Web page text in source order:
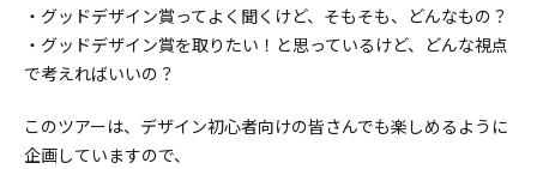
・グッドデザイン賞ってよく聞くけど、そもそも、どんなもの？
・グッドデザイン賞を取りたい！と思っているけど、どんな視点
で考えればいいの？
このツアーは、デザイン初心者向けの皆さんでも楽しめるように
企画していますので、